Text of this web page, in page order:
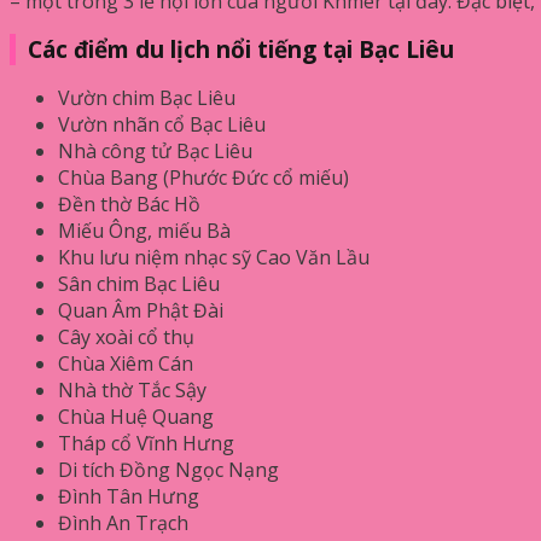
Các điểm du lịch nổi tiếng tại Bạc Liêu
Vườn chim Bạc Liêu
Vườn nhãn cổ Bạc Liêu
Nhà công tử Bạc Liêu
Chùa Bang (Phước Đức cổ miếu)
Đền thờ Bác Hồ
Miếu Ông, miếu Bà
Khu lưu niệm nhạc sỹ Cao Văn Lầu
Sân chim Bạc Liêu
Quan Âm Phật Đài
Cây xoài cổ thụ
Chùa Xiêm Cán
Nhà thờ Tắc Sậy
Chùa Huệ Quang
Tháp cổ Vĩnh Hưng
Di tích Đồng Ngọc Nạng
Đình Tân Hưng
Đình An Trạch